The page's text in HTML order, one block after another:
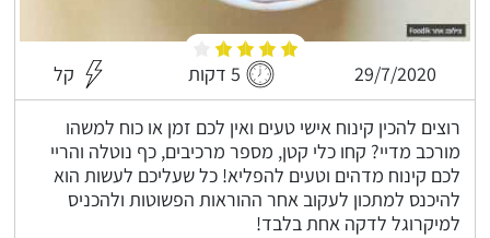
29/7/2020 5 דקות קל
רוצים להכין קינוח אישי טעים ואין לכם זמן או כוח למשהו
מורכב מדיי? קחו כלי קטן, מספר מרכיבים, כף נוטלה והריי
לכם קינוח מדהים וטעים להפליא! כל שעליכם לעשות הוא
להיכנס למתכון לעקוב אחר ההוראות הפשוטות ולהכניס
למיקרוגל לדקה אחת בלבד!